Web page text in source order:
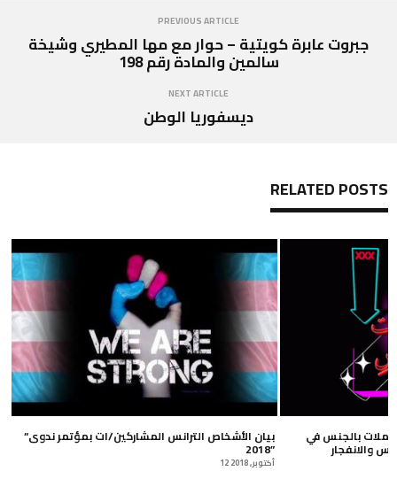
PREVIOUS ARTICLE
جبروت عابرة كويتية – حوار مع مها المطيري وشيخة
سالمين والمادة رقم 198
NEXT ARTICLE
ديسفوريا الوطن
RELATED POSTS
ترانس/عابرات عاملات بالجنس في
والعمل بالجنس والانفجار